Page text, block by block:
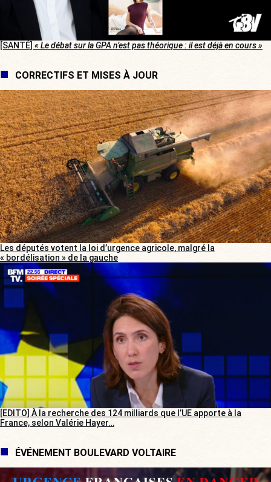
[SANTÉ] « Le débat sur la GPA n’est pas théorique : il est déjà en cours »
CORRECTIFS ET MISES À JOUR
Les députés votent la loi d’urgence agricole, malgré la
« bordélisation » de la gauche
[EDITO] À la recherche des 124 milliards que l’UE apporte à la
France, selon Valérie Hayer…
ÉVÉNEMENT BOULEVARD VOLTAIRE